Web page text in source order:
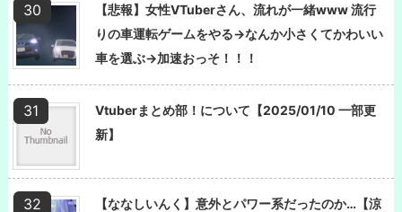
【悲報】女性VTuberさん、流れが一緒www 流行
りの車運転ゲームをやる→なんか小さくてかわいい
車を選ぶ→加速おっそ！！！
Vtuberまとめ部！について【2025/01/10 一部更
新】
【ななしいんく】意外とパワー系だったのか…【涼